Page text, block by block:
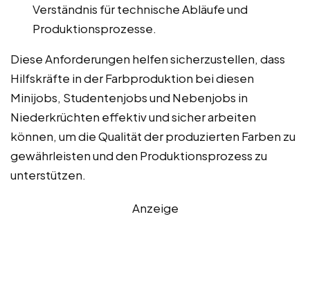
Verständnis für technische Abläufe und
Produktionsprozesse.
Diese Anforderungen helfen sicherzustellen, dass
Hilfskräfte in der Farbproduktion bei diesen
Minijobs, Studentenjobs und Nebenjobs in
Niederkrüchten effektiv und sicher arbeiten
können, um die Qualität der produzierten Farben zu
gewährleisten und den Produktionsprozess zu
unterstützen.
Anzeige